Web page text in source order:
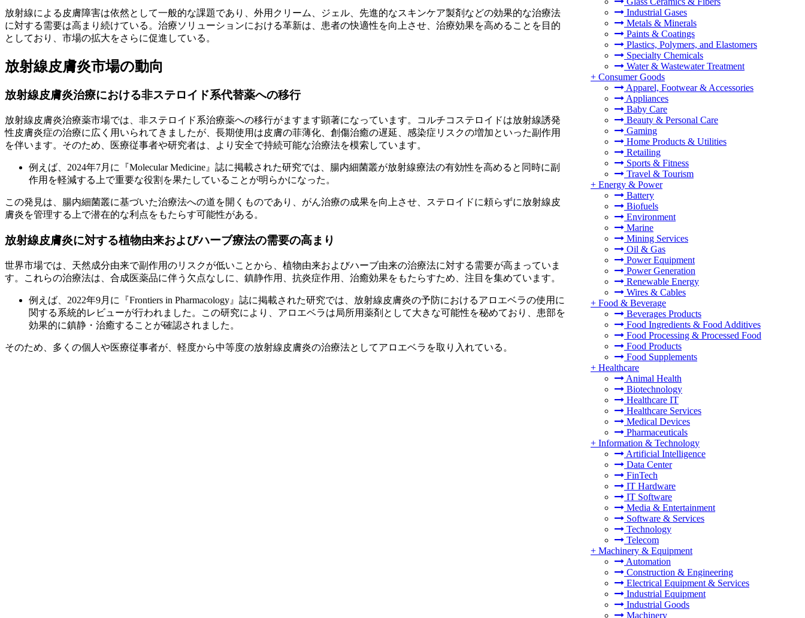
Industrial Gases
Metals & Minerals
Paints & Coatings
Plastics, Polymers, and Elastomers
Specialty Chemicals
Water & Wastewater Treatment
+ Consumer Goods
Apparel, Footwear & Accessories
Appliances
Baby Care
Beauty & Personal Care
Gaming
Home Products & Utilities
Retailing
Sports & Fitness
Travel & Tourism
+ Energy & Power
Battery
Biofuels
Environment
Marine
Mining Services
Oil & Gas
Power Equipment
Power Generation
Renewable Energy
Wires & Cables
+ Food & Beverage
Beverages Products
Food Ingredients & Food Additives
Food Processing & Processed Food
Food Products
Food Supplements
+ Healthcare
Animal Health
Biotechnology
Healthcare IT
Healthcare Services
Medical Devices
Pharmaceuticals
+ Information & Technology
Artificial Intelligence
Data Center
FinTech
IT Hardware
IT Software
Media & Entertainment
Software & Services
Technology
Telecom
+ Machinery & Equipment
Automation
Construction & Engineering
Electrical Equipment & Services
Industrial Equipment
Industrial Goods
Machinery
放射線による皮膚障害は依然として一般的な課題であり、外用クリーム、ジェル、先進的なスキンケア製剤などの効果的な治療法
に対する需要は高まり続けている。治療ソリューションにおける革新は、患者の快適性を向上させ、治療効果を高めることを目的
としており、市場の拡大をさらに促進している。
放射線皮膚炎市場の動向
放射線皮膚炎治療における非ステロイド系代替薬への移行
放射線皮膚炎治療薬市場では、非ステロイド系治療薬への移行がますます顕著になっています。コルチコステロイドは放射線誘発
性皮膚炎症の治療に広く用いられてきましたが、長期使用は皮膚の菲薄化、創傷治癒の遅延、感染症リスクの増加といった副作用
を伴います。そのため、医療従事者や研究者は、より安全で持続可能な治療法を模索しています。
例えば、2024年7月に『Molecular Medicine』誌に掲載された研究では、腸内細菌叢が放射線療法の有効性を高めると同時に副
作用を軽減する上で重要な役割を果たしていることが明らかになった。
この発見は、腸内細菌叢に基づいた治療法への道を開くものであり、がん治療の成果を向上させ、ステロイドに頼らずに放射線皮
膚炎を管理する上で潜在的な利点をもたらす可能性がある。
放射線皮膚炎に対する植物由来およびハーブ療法の需要の高まり
世界市場では、天然成分由来で副作用のリスクが低いことから、植物由来およびハーブ由来の治療法に対する需要が高まっていま
す。これらの治療法は、合成医薬品に伴う欠点なしに、鎮静作用、抗炎症作用、治癒効果をもたらすため、注目を集めています。
例えば、2022年9月に『Frontiers in Pharmacology』誌に掲載された研究では、放射線皮膚炎の予防におけるアロエベラの使用に
関する系統的レビューが行われました。この研究により、アロエベラは局所用薬剤として大きな可能性を秘めており、患部を
効果的に鎮静・治癒することが確認されました。
そのため、多くの個人や医療従事者が、軽度から中等度の放射線皮膚炎の治療法としてアロエベラを取り入れている。